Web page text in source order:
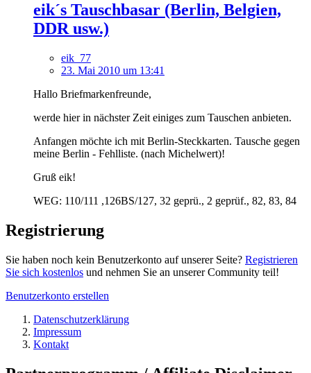
eik´s Tauschbasar (Berlin, Belgien,
DDR usw.)
eik_77
23. Mai 2010 um 13:41
Hallo Briefmarkenfreunde,
werde hier in nächster Zeit einiges zum Tauschen anbieten.
Anfangen möchte ich mit Berlin-Steckkarten. Tausche gegen
meine Berlin - Fehlliste. (nach Michelwert)!
Gruß eik!
WEG: 110/111 ,126BS/127, 32 geprü., 2 geprüf., 82, 83, 84
Registrierung
Sie haben noch kein Benutzerkonto auf unserer Seite? Registrieren
Sie sich kostenlos und nehmen Sie an unserer Community teil!
Benutzerkonto erstellen
Datenschutzerklärung
Impressum
Kontakt